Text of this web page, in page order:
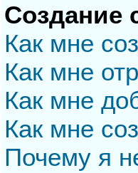
Создание
Как мне
Как мне
Как мне
Как мне
Почему я